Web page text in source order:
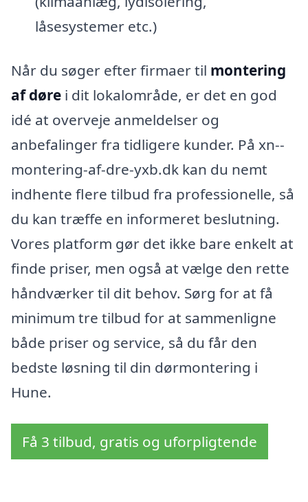
låsesystemer etc.)
Når du søger efter firmaer til montering
af døre i dit lokalområde, er det en god
idé at overveje anmeldelser og
anbefalinger fra tidligere kunder. På xn--
montering-af-dre-yxb.dk kan du nemt
indhente flere tilbud fra professionelle, så
du kan træffe en informeret beslutning.
Vores platform gør det ikke bare enkelt at
finde priser, men også at vælge den rette
håndværker til dit behov. Sørg for at få
minimum tre tilbud for at sammenligne
både priser og service, så du får den
bedste løsning til din dørmontering i
Hune.
Få 3 tilbud, gratis og uforpligtende